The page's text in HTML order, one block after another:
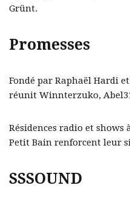
Grünt.
Promesses
Fondé par Raphaël Hardi
réunit Winnterzuko,
Résidences radio et shows
Petit Bain renforcent leur
SSSOUND